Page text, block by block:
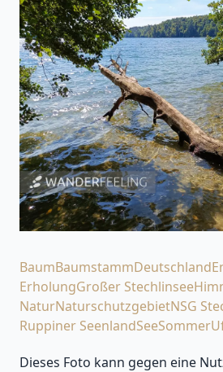
BaumBaumstammDeutschland
ErholungGroßer Stechlinsee
NaturNaturschutzgebietNSG
Ruppiner SeenlandSeeSommer
Dieses Foto kann gegen eine